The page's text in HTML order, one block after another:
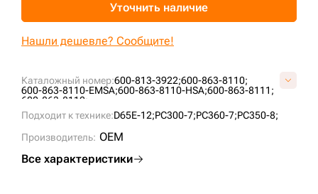
Каталожный номер:600-813-3922;600-863-8110;
600-863-8110-EMSA;600-863-8110-HSA;600-863-8111;
600-863-8112;
Подходит к технике:D65E-12;PC300-7;PC360-7;PC350-8;
Производитель: OEM
Все характеристики
Уточнить наличие
Нашли дешевле? Сообщите!